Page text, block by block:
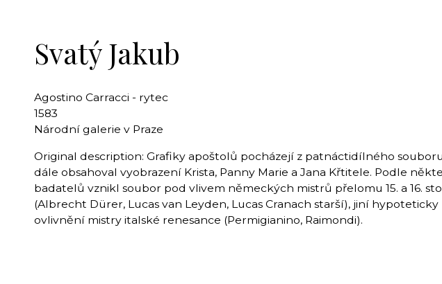
Svatý Jakub
Agostino Carracci - rytec
1583
Národní galerie v Praze
Original description: Grafiky apoštolů pocházejí z patnáctidílného
dále obsahoval vyobrazení Krista, Panny Marie a Jana Křtitele. Podle
badatelů vznikl soubor pod vlivem německých mistrů přelomu 15. a 16.
(Albrecht Dürer, Lucas van Leyden, Lucas Cranach starší), jiní hypoteticky
ovlivnění mistry italské renesance (Permigianino, Raimondi).